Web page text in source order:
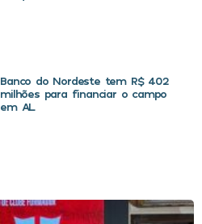
Banco do Nordeste tem R$ 402
milhões para financiar o campo
em AL